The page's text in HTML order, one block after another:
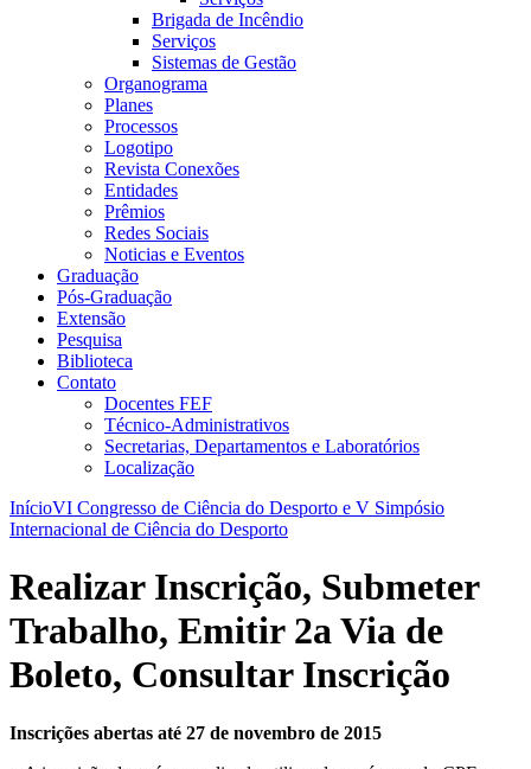
Brigada de Incêndio
Serviços
Sistemas de Gestão
Organograma
Planes
Processos
Logotipo
Revista Conexões
Entidades
Prêmios
Redes Sociais
Noticias e Eventos
Graduação
Pós-Graduação
Extensão
Pesquisa
Biblioteca
Contato
Docentes FEF
Técnico-Administrativos
Secretarias, Departamentos e Laboratórios
Localização
InícioVI Congresso de Ciência do Desporto e V Simpósio
Internacional de Ciência do Desporto
Realizar Inscrição, Submeter
Trabalho, Emitir 2a Via de
Boleto, Consultar Inscrição
Inscrições abertas até 27 de novembro de 2015